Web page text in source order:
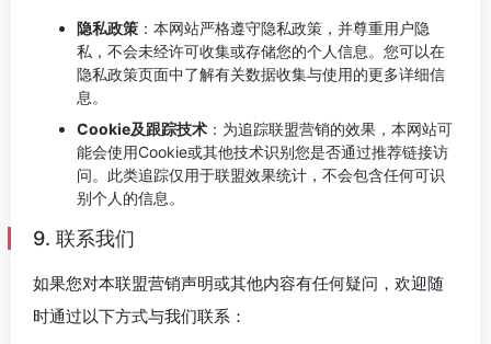
隐私政策 ：本网站严格遵守隐私政策，并尊重用户隐
私，不会未经许可收集或存储您的个人信息。您可以在
隐私政策页面中了解有关数据收集与使用的更多详细信
息。
Cookie及跟踪技术 ：为追踪联盟营销的效果，本网站可
能会使用Cookie或其他技术识别您是否通过推荐链接访
问。此类追踪仅用于联盟效果统计，不会包含任何可识
别个人的信息。
9. 联系我们
如果您对本联盟营销声明或其他内容有任何疑问，欢迎随
时通过以下方式与我们联系：